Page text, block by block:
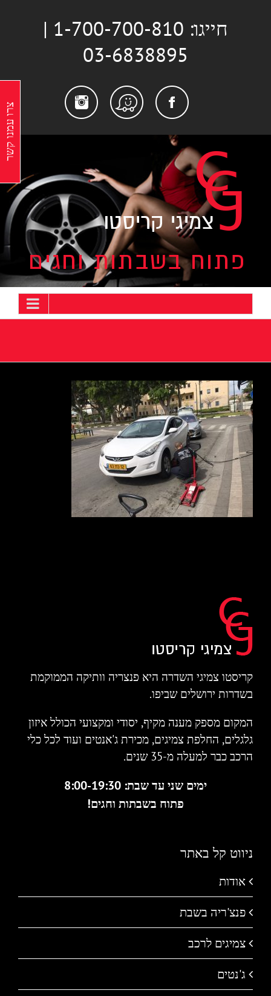
חייגו: 1-700-700-810 |
03-6838895
Facebook
Waze
קריסטו צמיגי השדרה היא פנצריה וותיקה הממוקמת
בשדרות ירושלים שביפו.
המקום מספק מענה מקיף, יסודי ומקצועי הכולל איזון
גלגלים, החלפת צמיגים, מכירת ג'אנטים ועוד לכל כלי
הרכב כבר למעלה מ-35 שנים.
ימים שני עד שבת: 8:00-19:30
פתוח בשבתות וחגים!
ניווט קל באתר
אודות
פנצ'ריה בשבת
צמיגים לרכב
ג'נטים
צרו עמנו קשר